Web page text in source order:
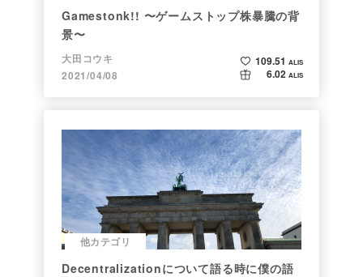
Gamestonk!! 〜ゲームストップ株暴騰の背
景〜
大田コウキ
2021/04/08
109.51 ALIS
6.02 ALIS
他カテゴリ
Decentralizationについて語る時に僕の語